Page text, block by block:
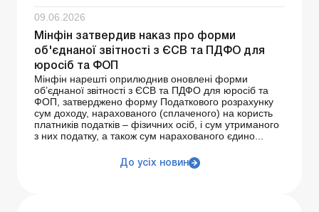
09.06.2026
Мінфін затвердив наказ про форми
об'єднаної звітності з ЄСВ та ПДФО для
юросіб та ФОП
Мінфін нарешті оприлюднив оновлені форми
об’єднаної звітності з ЄСВ та ПДФО для юросіб та
ФОП, затверджено форму Податкового розрахунку
сум доходу, нарахованого (сплаченого) на користь
платників податків – фізичних осіб, і сум утриманого
з них податку, а також сум нарахованого єдино...
До усіх новин